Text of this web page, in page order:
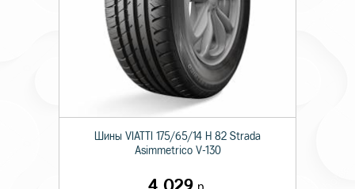
Шины VIATTI 175/65/14 H 82 Strada
Asimmetriсo V-130